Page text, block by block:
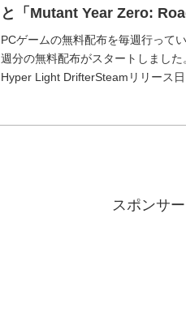
と「Mutant Year Zero:
PCゲームの無料配布を毎週行って
週分の無料配布がスタートしまし
Hyper Light DrifterSteamリリース日
スポンサ